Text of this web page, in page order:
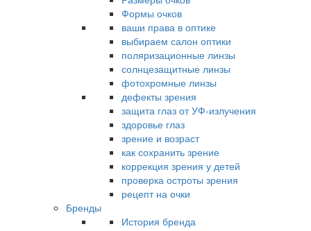
Формы очков
ваши права в оптике
выбираем салон оптики
поляризационные линзы
солнцезащитные линзы
фотохромные линзы
дефекты зрения
защита глаз от УФ-излучения
здоровье глаз
зрение и возраст
как сохранить зрение
коррекция зрения у детей
проверка остроты зрения
рецепт на очки
Бренды
История бренда